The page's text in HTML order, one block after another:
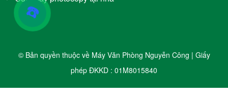
© Bản quyền thuộc về Máy Văn Phòng Nguyễn Công | Giấy
phép ĐKKD : 01M8015840
☎️